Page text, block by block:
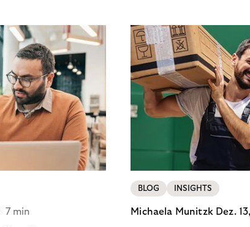
7 min
BLOG INSIGHTS
Michaela Munitzk Dez.